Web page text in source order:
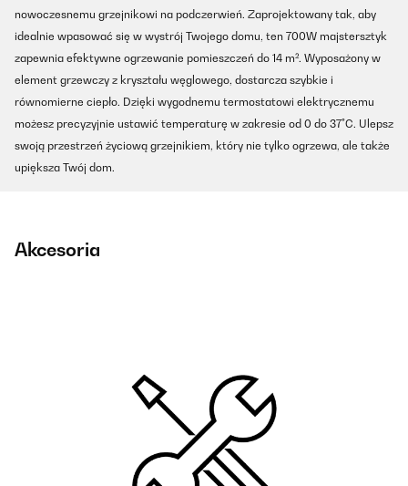
nowoczesnemu grzejnikowi na podczerwień. Zaprojektowany tak, aby
idealnie wpasować się w wystrój Twojego domu, ten 700W majstersztyk
zapewnia efektywne ogrzewanie pomieszczeń do 14 m². Wyposażony w
element grzewczy z kryształu węglowego, dostarcza szybkie i
równomierne ciepło. Dzięki wygodnemu termostatowi elektrycznemu
możesz precyzyjnie ustawić temperaturę w zakresie od 0 do 37°C. Ulepsz
swoją przestrzeń życiową grzejnikiem, który nie tylko ogrzewa, ale także
upiększa Twój dom.
Akcesoria